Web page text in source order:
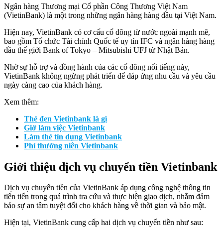
Ngân hàng Thương mại Cổ phần Công Thương Việt Nam
(VietinBank) là một trong những ngân hàng hàng đầu tại Việt Nam.
Hiện nay, VietinBank có cơ cấu cổ đông từ nước ngoài mạnh mẽ,
bao gồm Tổ chức Tài chính Quốc tế uy tín IFC và ngân hàng hàng
đầu thế giới Bank of Tokyo – Mitsubishi UFJ từ Nhật Bản.
Nhờ sự hỗ trợ và đồng hành của các cổ đông nổi tiếng này,
VietinBank không ngừng phát triển để đáp ứng nhu cầu và yêu cầu
ngày càng cao của khách hàng.
Xem thêm:
Thẻ đen Vietinbank là gì
Giờ làm việc Vietinbank
Làm thẻ tín dụng Vietinbank
Phí thường niên Vietinbank
Giới thiệu dịch vụ chuyển tiền Vietinbank
Dịch vụ chuyển tiền của VietinBank áp dụng công nghệ thông tin
tiên tiến trong quá trình tra cứu và thực hiện giao dịch, nhằm đảm
bảo sự an tâm tuyệt đối cho khách hàng về thời gian và bảo mật.
Hiện tại, VietinBank cung cấp hai dịch vụ chuyển tiền như sau: